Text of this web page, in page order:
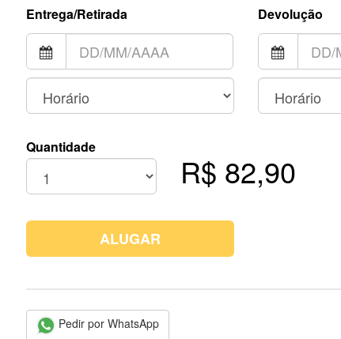
Entrega/Retirada Devolução
Quantidade
R$ 82,90
ALUGAR
Pedir por WhatsApp